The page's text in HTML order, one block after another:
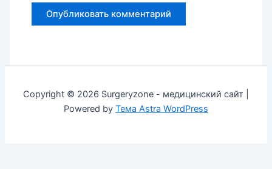
Copyright © 2026 Surgeryzone - медицинский сайт |
Powered by Тема Astra WordPress